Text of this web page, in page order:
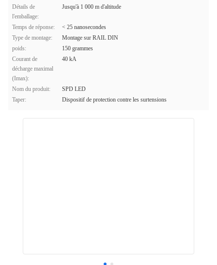
Détails de
l'emballage:
Jusqu'à 1 000 m d'altitude
Temps de réponse:
< 25 nanosecondes
Type de montage:
Montage sur RAIL DIN
poids:
150 grammes
Courant de
décharge maximal
(Imax):
40 kA
Nom du produit:
SPD LED
Taper:
Dispositif de protection contre les surtensions